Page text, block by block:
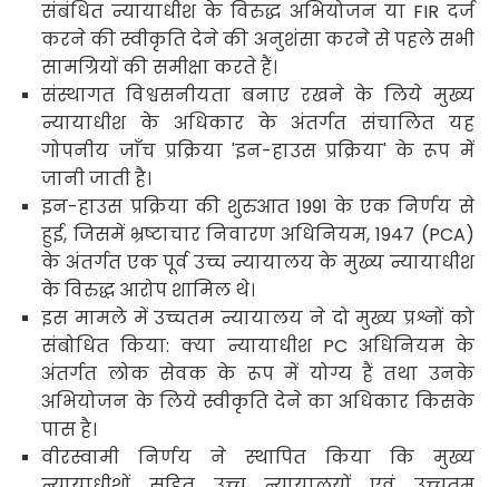
संबंधित न्यायाधीश के विरुद्ध अभियोजन या FIR दर्ज
करने की स्वीकृति देने की अनुशंसा करने से पहले सभी
सामग्रियों की समीक्षा करते हैं।
संस्थागत विश्वसनीयता बनाए रखने के लिये मुख्य
न्यायाधीश के अधिकार के अंतर्गत संचालित यह
गोपनीय जाँच प्रक्रिया 'इन-हाउस प्रक्रिया' के रूप में
जानी जाती है।
इन-हाउस प्रक्रिया की शुरुआत 1991 के एक निर्णय से
हुई, जिसमें भ्रष्टाचार निवारण अधिनियम, 1947 (PCA)
के अंतर्गत एक पूर्व उच्च न्यायालय के मुख्य न्यायाधीश
के विरुद्ध़ आरोप शामिल थे।
इस मामले में उच्चतम न्यायालय ने दो मुख्य प्रश्नों को
संबोधित किया: क्या न्यायाधीश PC अधिनियम के
अंतर्गत लोक सेवक के रूप में योग्य हैं तथा उनके
अभियोजन के लिये स्वीकृति देने का अधिकार किसके
पास है।
वीरस्वामी निर्णय ने स्थापित किया कि मुख्य